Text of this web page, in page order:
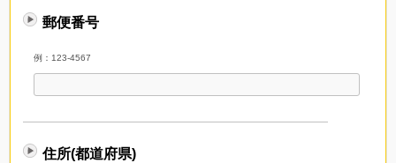
郵便番号
例：123-4567
住所(都道府県)